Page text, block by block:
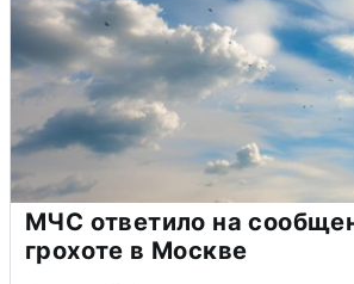
МЧС ответило на
грохоте в Москве